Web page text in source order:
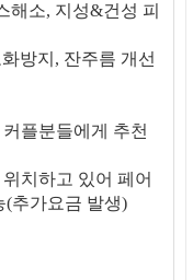
해소, 지성&건성 피
방지, 잔주름 개선
플분들에게 추천
치하고 있어 페어
(추가요금 발생)